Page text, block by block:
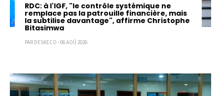
RDC: à l'IGF, "le contrôle systémique ne
remplace pas la patrouille financière, mais
la subtilise davantage", affirme Christophe
Bitasimwa
PAR DESKECO - 06 AOÛ 2026
Pagination